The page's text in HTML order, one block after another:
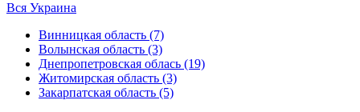
Вся Украина
Винницкая область (7)
Волынская область (3)
Днепропетровская облась (19)
Житомирская область (3)
Закарпатская область (5)